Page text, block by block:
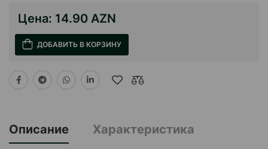
Цена: 14.90 AZN
ДОБАВИТЬ В КОРЗИНУ
Описание
Характеристика